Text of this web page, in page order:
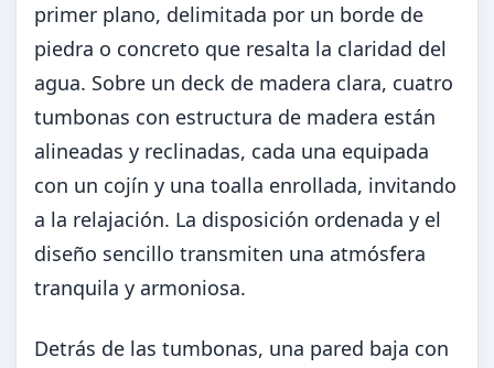
primer plano, delimitada por un borde de
piedra o concreto que resalta la claridad del
agua. Sobre un deck de madera clara, cuatro
tumbonas con estructura de madera están
alineadas y reclinadas, cada una equipada
con un cojín y una toalla enrollada, invitando
a la relajación. La disposición ordenada y el
diseño sencillo transmiten una atmósfera
tranquila y armoniosa.
Detrás de las tumbonas, una pared baja con